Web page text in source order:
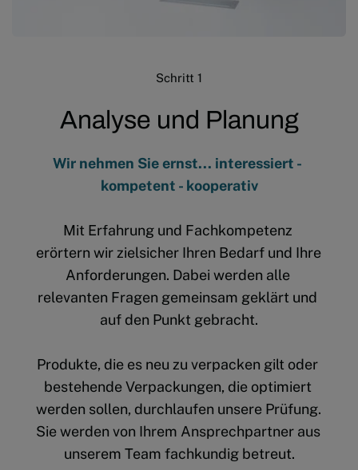
Schritt 1
Analyse und Planung
Wir nehmen Sie ernst... interessiert -
kompetent - kooperativ
Mit Erfahrung und Fachkompetenz
erörtern wir zielsicher Ihren Bedarf und Ihre
Anforderungen. Dabei werden alle
relevanten Fragen gemeinsam geklärt und
auf den Punkt gebracht.
Produkte, die es neu zu verpacken gilt oder
bestehende Verpackungen, die optimiert
werden sollen, durchlaufen unsere Prüfung.
Sie werden von Ihrem Ansprechpartner aus
unserem Team fachkundig betreut.